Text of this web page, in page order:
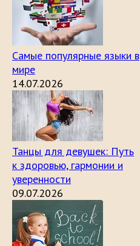
Самые популярные языки в
мире
14.07.2026
Танцы для девушек: Путь
к здоровью, гармонии и
уверенности
09.07.2026